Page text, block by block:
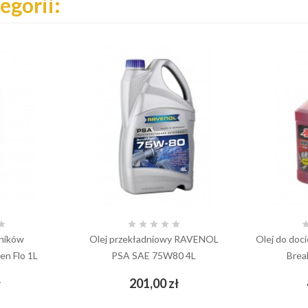
Flo 1L
Cena
    
Olej przekładniowy RAVENOL
PSA SAE 75W80 4L
201,00 złCena
add_shopping_cart
Olej do